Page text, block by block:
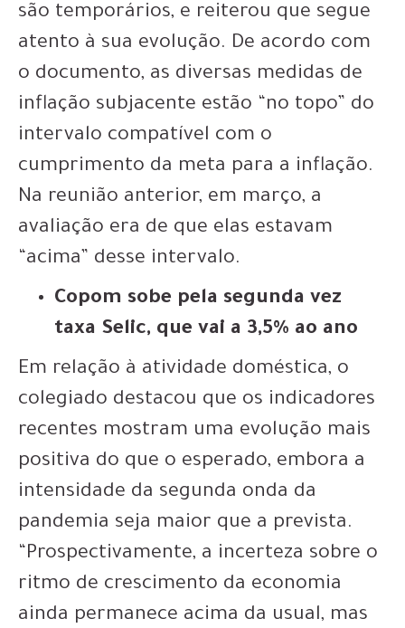
são temporários, e reiterou que segue
atento à sua evolução. De acordo com
o documento, as diversas medidas de
inflação subjacente estão “no topo” do
intervalo compatível com o
cumprimento da meta para a inflação.
Na reunião anterior, em março, a
avaliação era de que elas estavam
“acima” desse intervalo.
Copom sobe pela segunda vez
taxa Selic, que vai a 3,5% ao ano
Em relação à atividade doméstica, o
colegiado destacou que os indicadores
recentes mostram uma evolução mais
positiva do que o esperado, embora a
intensidade da segunda onda da
pandemia seja maior que a prevista.
“Prospectivamente, a incerteza sobre o
ritmo de crescimento da economia
ainda permanece acima da usual, mas